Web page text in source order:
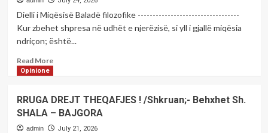
analist
politik.
POLITIK
DHE
METAMORFOZA
E
SË
Gëzim
AJGERAJ,
shkrim
Dielli i Miqësisë Baladë filozofike ----------------------------------
Kur zbehet shpresa në udhët e njerëzisë, si yll i gjallë miqësia
ndriçon; është...
Read MoreRead
poetike
me
poeten;-
Opinione
RRUGA DREJT THEQAFJES ! /Shkruan;- Behxhet Sh.
SHALA – BAJGORA
admin July 21, 2026